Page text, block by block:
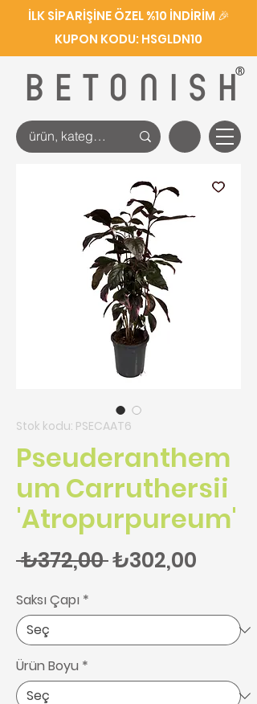
BETONISH
®
İLK SİPARİŞİNE ÖZEL %10 İNDİRİM 🎉
KUPON KODU: HSGLDN10
Stok kodu: PSECAAT6
Pseuderanthem
um Carruthersii
'Atropurpureum'
₺372,00 Normal Fiyat
₺302,00
Saksı Çapı *
Ürün Boyu *